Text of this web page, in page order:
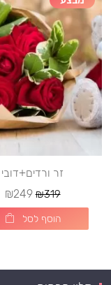
זר ורדים+דובי
₪319
₪249
הוסף לסל